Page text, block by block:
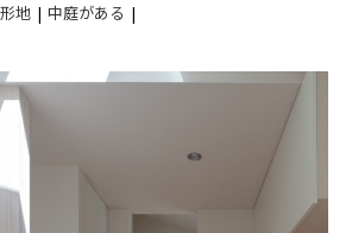
地 中庭がある